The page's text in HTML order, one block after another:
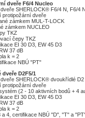
dveře F6/4 Nucleo
SHERLOCK® F6/4 N, F6/4
protipožární dveře
zámkem MUL-T-LOCK
zámkem NUCLEO
TKZ
čepy TKZ
EI 30 D3, EW 45 D3
37 dB
k = 2
NBÚ "PT"
D2F5/1
SHERLOCK® dvoukřídlé D2
protipožární dveře
(2 - 10 aktivních bodů + 4
EI 30 D3, EW 45 D3
37 dB
k = 2
4, certifikace NBÚ "D", "T" a